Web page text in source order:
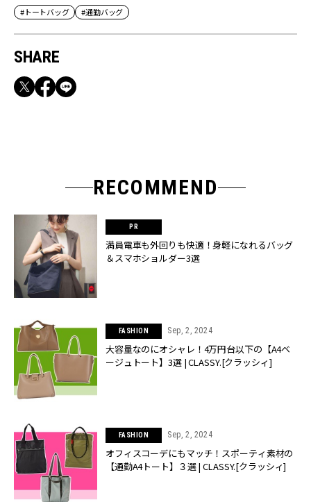
#トートバッグ #通勤バッグ
SHARE
RECOMMEND
満員電車も外回りも快適！身軽になれるバッグ
＆スマホショルダー3選
FASHION Sep, 2, 2024
大容量なのにオシャレ！4万円台以下の【A4ベ
ージュトート】3選 | CLASSY.[クラッシィ]
FASHION Sep, 2, 2024
オフィスコーデにもマッチ！スポーティ素材の
【通勤A4トート】３選 | CLASSY.[クラッシィ]